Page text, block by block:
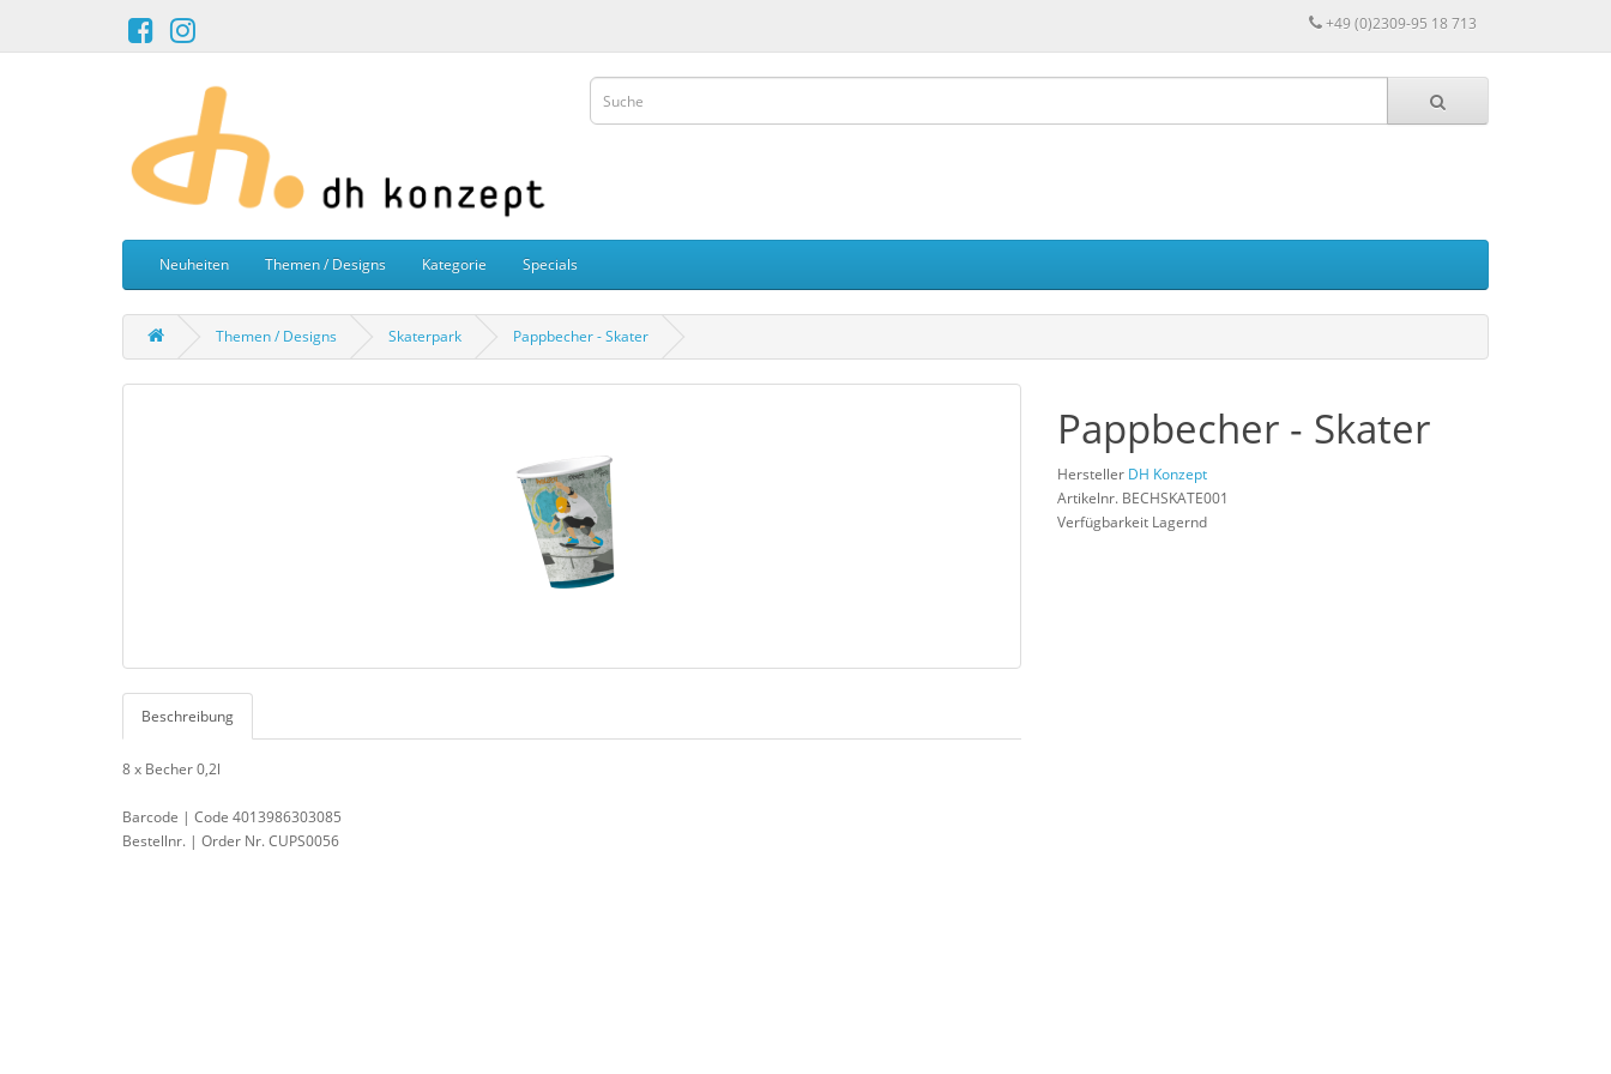
+49 (0)2309-95 18 713
Neuheiten Themen / Designs Kategorie Specials
Themen / Designs Skaterpark Pappbecher - Skater
Beschreibung
8 x Becher 0,2l
Barcode | Code 4013986303085
Bestellnr. | Order Nr. CUPS0056
Pappbecher - Skater
Hersteller DH Konzept
Artikelnr. BECHSKATE001
Verfügbarkeit Lagernd